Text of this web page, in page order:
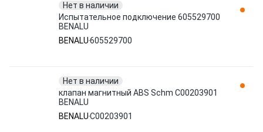
Нет в наличии
Испытательное подключение 605529700
BENALU
BENALU605529700
Нет в наличии
клапан магнитный ABS Schm C00203901
BENALU
BENALUC00203901